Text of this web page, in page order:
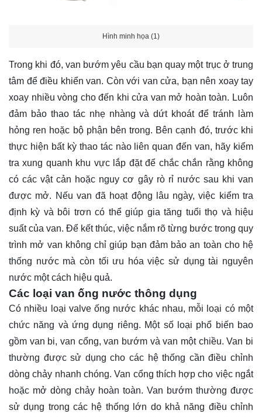
Hình minh họa (1)
Trong khi đó, van bướm yêu cầu bạn quay một trục ở trung
tâm để điều khiển van. Còn với van cửa, bạn nên xoay tay
xoay nhiều vòng cho đến khi cửa van mở hoàn toàn. Luôn
đảm bảo thao tác nhẹ nhàng và dứt khoát để tránh làm
hỏng ren hoặc bộ phận bên trong. Bên cạnh đó, trước khi
thực hiện bất kỳ thao tác nào liên quan đến van, hãy kiểm
tra xung quanh khu vực lắp đặt để chắc chắn rằng không
có các vật cản hoặc nguy cơ gây rò rỉ nước sau khi van
được mở. Nếu van đã hoạt động lâu ngày, việc kiểm tra
định kỳ và bôi trơn có thể giúp gia tăng tuổi thọ và hiệu
suất của van. Để kết thúc, việc nắm rõ từng bước trong quy
trình mở van không chỉ giúp bạn đảm bảo an toàn cho hệ
thống nước mà còn tối ưu hóa việc sử dụng tài nguyên
nước một cách hiệu quả.
Các loại van ống nước thông dụng
Có nhiều loại valve ống nước khác nhau, mỗi loại có một
chức năng và ứng dụng riêng. Một số loại phổ biến bao
gồm van bi, van cổng, van bướm và van một chiều. Van bi
thường được sử dụng cho các hệ thống cần điều chỉnh
dòng chảy nhanh chóng. Van cổng thích hợp cho việc ngắt
hoặc mở dòng chảy hoàn toàn. Van bướm thường được
sử dụng trong các hệ thống lớn do khả năng điều chỉnh